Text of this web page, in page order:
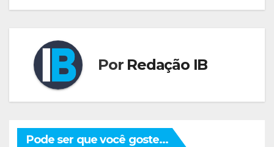
Por Redação IB
Pode ser que você goste...